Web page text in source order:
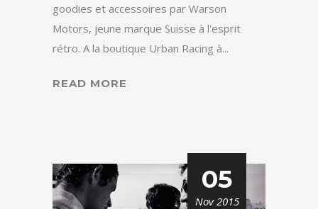
goodies et accessoires par Warson
Motors, jeune marque Suisse à l'esprit
rétro. A la boutique Urban Racing à...
READ MORE
05
Nov 2015